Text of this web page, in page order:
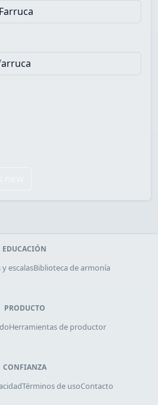
EDUCACIÓN
escalasBiblioteca de armonía
PRODUCTO
Herramientas de productor
CONFIANZA
Términos de usoContacto